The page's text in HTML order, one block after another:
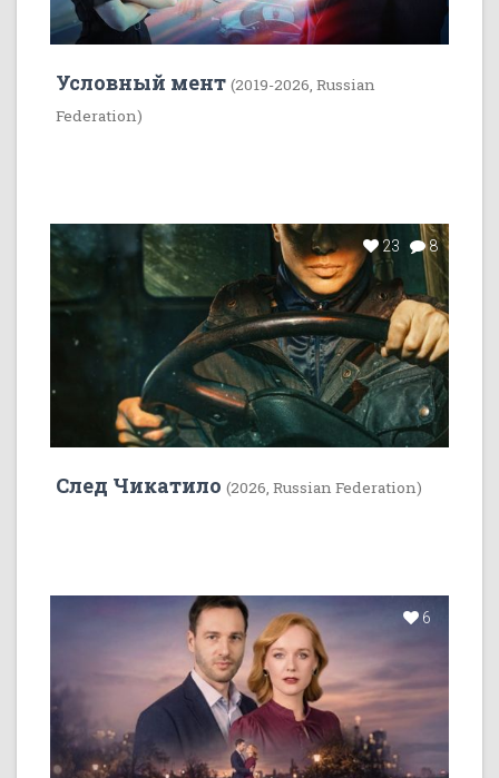
Условный мент (2019-2026, Russian
Federation)
23 8
След Чикатило (2026, Russian Federation)
6